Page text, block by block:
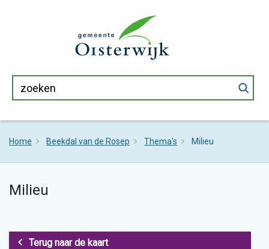
Home Beekdal van de Rosep Thema's Milieu
Milieu
Terug naar de kaart